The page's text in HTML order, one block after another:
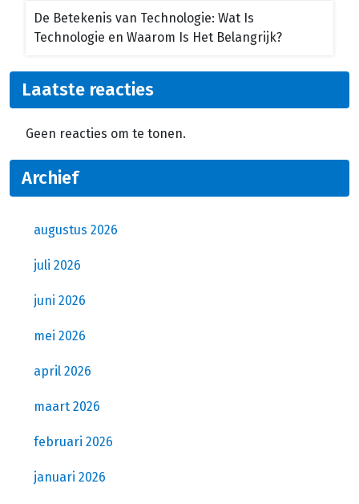
De Betekenis van Technologie: Wat Is
Technologie en Waarom Is Het Belangrijk?
Laatste reacties
Geen reacties om te tonen.
Archief
augustus 2026
juli 2026
juni 2026
mei 2026
april 2026
maart 2026
februari 2026
januari 2026